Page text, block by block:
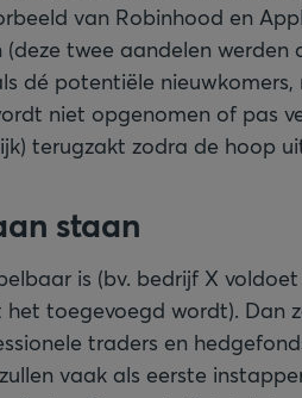
van Robinhood en
twee aandelen werden
dé potentiële
niet opgenomen of pas
terugzakt zodra de hoop
staan
is (bv. bedrijf X
toegevoegd wordt). Dan
traders en
vaak als eerste